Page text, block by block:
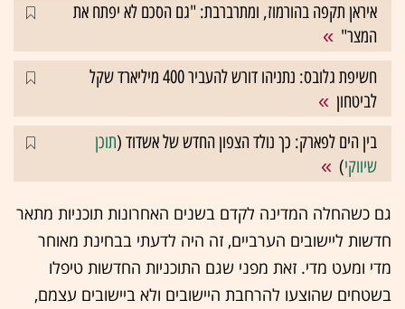
איראן תקפה בהורמוז, ומתרברבת: "גם הסכם לא יפתח את
המצר"
חשיפת גלובס: נתניהו דורש להעביר 400 מיליארד שקל
לביטחון
בין הים לפארק: כך נולד הצפון החדש של אשדוד (תוכן
שיווקי)
גם כשהחלה המדינה לקדם בשנים האחרונות תוכניות מתאר
חדשות ליישובים הערביים, זה היה לדעתי בבחינת מאוחר
מדי ומעט מדי. זאת מפני שגם התוכניות החדשות טיפלו
בשטחים שהוצעו להרחבת היישובים ולא ביישובים עצמם,